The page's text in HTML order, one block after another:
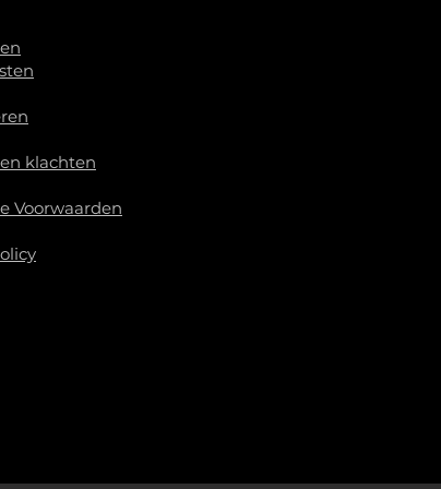
klachten
Voorwaarden